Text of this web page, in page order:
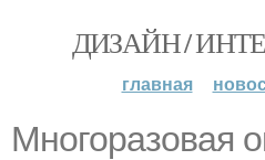
ДИЗАЙН /
главная
Многоразовая